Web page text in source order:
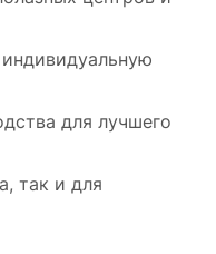
для лучшего
так и для